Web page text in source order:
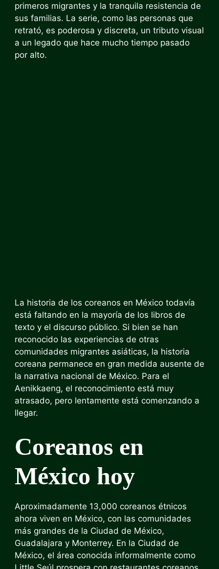
primeros migrantes y la tranquila resistencia de
sus familias. La serie, como las personas que
retrató, es poderosa y discreta, un tributo visual
a un legado que hace mucho tiempo pasado
por alto.
La historia de los coreanos en México todavía
está faltando en la mayoría de los libros de
texto y el discurso público. Si bien se han
reconocido las experiencias de otras
comunidades migrantes asiáticas, la historia
coreana permanece en gran medida ausente de
la narrativa nacional de México. Para el
Aenikkaeng, el reconocimiento está muy
atrasado, pero lentamente está comenzando a
llegar.
Coreanos en
México hoy
Aproximadamente 13,000 coreanos étnicos
ahora viven en México, con las comunidades
más grandes de la Ciudad de México,
Guadalajara y Monterrey. En la Ciudad de
México, el área conocida informalmente como